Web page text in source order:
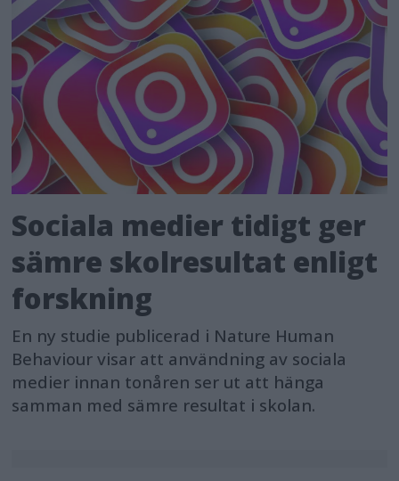
Sociala medier tidigt ger
sämre skolresultat enligt
forskning
En ny studie publicerad i Nature Human
Behaviour visar att användning av sociala
medier innan tonåren ser ut att hänga
samman med sämre resultat i skolan.